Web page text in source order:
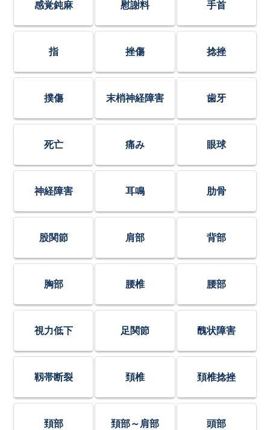
感覚鈍麻 慰謝料 手首
指 挫傷 捻挫
撲傷 末梢神経障害 歯牙
死亡 痛み 眼球
神経障害 耳鳴 肋骨
股関節 肩部 背部
胸部 腰椎 腰部
視力低下 足関節 醜状障害
靱帯断裂 頚椎 頚椎捻挫
頚部 頚部～肩部 頭部